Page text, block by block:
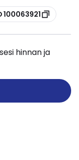
100063921
hinnan ja